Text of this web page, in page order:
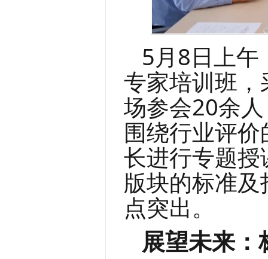
5月8日上午
专家培训班
场参会20余
围绕行业评
长进行专题
版块的标准
点突出。
展望未来